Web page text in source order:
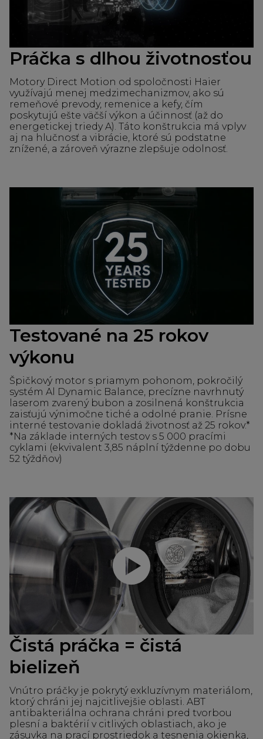
Práčka s dlhou životnosťou
Motory Direct Motion od spoločnosti Haier
využívajú menej medzimechanizmov, ako sú
remeňové prevody, remenice a kefy, čím
poskytujú ešte väčší výkon a účinnosť (až do
energetickej triedy A). Táto konštrukcia má vplyv
aj na hlučnosť a vibrácie, ktoré sú podstatne
znížené, a zároveň výrazne zlepšuje odolnosť.
Testované na 25 rokov
výkonu
Špičkový motor s priamym pohonom, pokročilý
systém Al Dynamic Balance, precízne navrhnutý
laserom zvarený bubon a zosilnená konštrukcia
zaisťujú výnimočne tiché a odolné pranie. Prísne
interné testovanie dokladá životnosť až 25 rokov.*
*Na základe interných testov s 5 000 pracími
cyklami (ekvivalent 3,85 náplní týždenne po dobu
52 týždňov)
Prehrať video
Čistá práčka = čistá
bielizeň
Vnútro práčky je pokrytý exkluzívnym materiálom,
ktorý chráni jej najcitlivejšie oblasti. ABT
antibakteriálna ochrana chráni pred tvorbou
plesní a baktérií v citlivých oblastiach, ako je
zásuvka na prací prostriedok a tesnenia okienka,